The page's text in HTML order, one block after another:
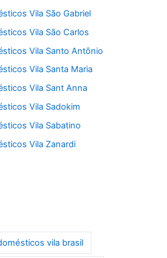
Vila São Gabriel
Vila São Carlos
Vila Santo Antônio
Vila Santa Maria
Vila Sant Anna
Vila Sadokim
Vila Sabatino
Vila Zanardi
vila brasil